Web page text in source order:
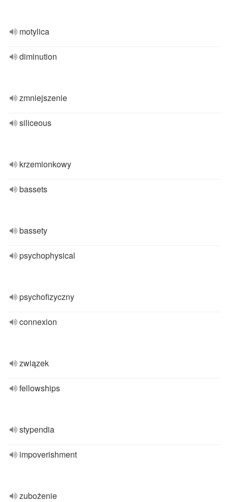
motylica
diminution
zmniejszenie
siliceous
krzemionkowy
bassets
bassety
psychophysical
psychofizyczny
connexion
związek
fellowships
stypendia
impoverishment
zubożenie